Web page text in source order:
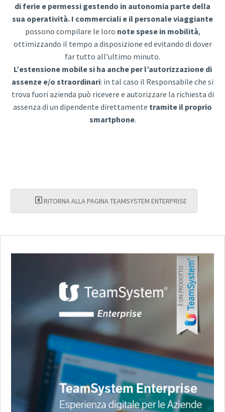
di ferie e permessi gestendo in autonomia parte della
sua operatività. I commerciali e il personale viaggiante
possono compilare le loro note spese in mobilità,
ottimizzando il tempo a disposizione ed evitando di dover
far tutto all’ultimo minuto.
L’estensione mobile si ha anche per l’autorizzazione di
assenze e/o straordinari: in tal caso il Responsabile che si
trova fuori azienda può ricevere e autorizzare la richiesta di
assenza di un dipendente direttamente tramite il proprio
smartphone.
RITORNA ALLA PAGINA TEAMSYSTEM ENTERPRISE